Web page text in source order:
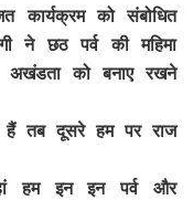
को संबोधित
ने छठ पर्व की महिमा
को बनाए रखने
तब दूसरे हम पर राज
हम इन इन पर्व और